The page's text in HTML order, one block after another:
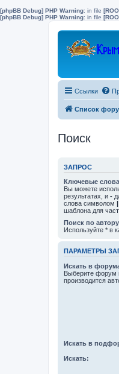
[phpBB Debug] PHP Warning: in file
[phpBB Debug] PHP Warning: in file
Ссылки
Список
Поиск
ЗАПРОС
Ключевые
Вы можете
результатах, и -
слова символом |
шаблона для
Поиск по
Используйте * в
ПАРАМЕТРЫ
Искать в
Выберите форум
производится
Искать в
Искать: